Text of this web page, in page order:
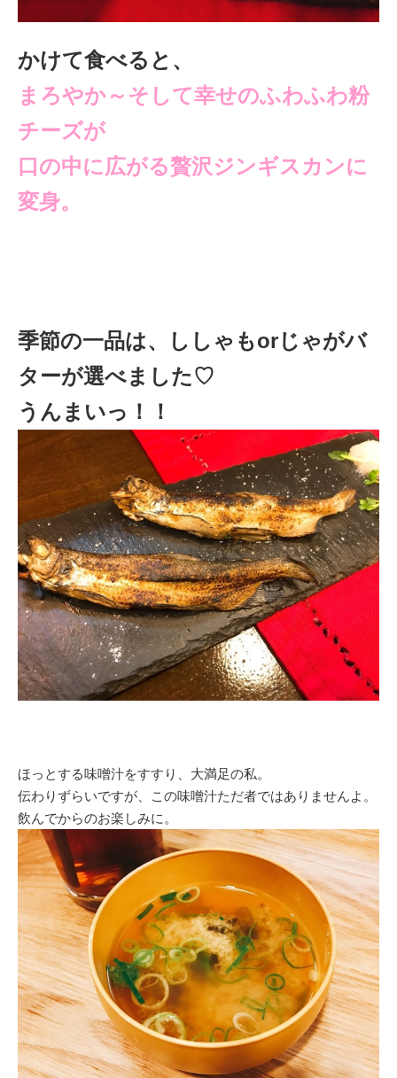
かけて食べると、
まろやか～そして幸せのふわふわ粉
チーズが
口の中に広がる贅沢ジンギスカンに
変身。
季節の一品は、ししゃもorじゃがバ
ターが選べました♡
うんまいっ！！
ほっとする味噌汁をすすり、大満足の私。
伝わりずらいですが、この味噌汁ただ者ではありませんよ。
飲んでからのお楽しみに。